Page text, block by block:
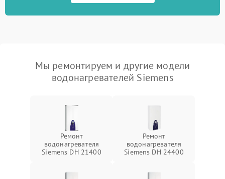
Мы ремонтируем и другие модели
водонагревателей Siemens
Ремонт
водонагревателя
Siemens DH 21400
Ремонт
водонагревателя
Siemens DH 24400